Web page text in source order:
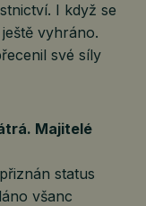
I když se
vyhráno.
své síly
Majitelé
status
všanc